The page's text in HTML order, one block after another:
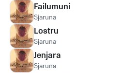
Failumuni
Sjaruna
Lostru
Sjaruna
Jenjara
Sjaruna